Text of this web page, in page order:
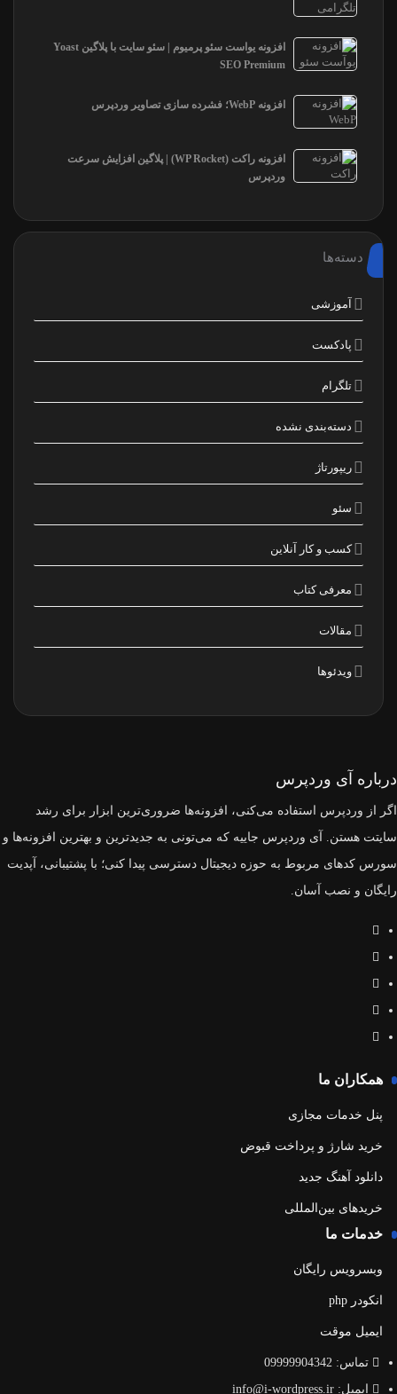
افزونه یواست سئو پرمیوم | سئو سایت با پلاگین Yoast
SEO Premium
افزونه WebP؛ فشرده سازی تصاویر وردپرس
افزونه راکت (WP Rocket) | پلاگین افزایش سرعت
وردپرس
دسته‌ها
آموزشی
پادکست
تلگرام
دسته‌بندی نشده
ریپورتاژ
سئو
کسب و کار آنلاین
معرفی کتاب
مقالات
ویدئوها
درباره آی وردپرس
اگر از وردپرس استفاده می‌کنی، افزونه‌ها ضروری‌ترین ابزار برای رشد
سایتت هستن. آی وردپرس جاییه که می‌تونی به جدیدترین و بهترین افزونه‌ها و
سورس‌ کدهای مربوط به حوزه دیجیتال دسترسی پیدا کنی؛ با پشتیبانی، آپدیت
رایگان و نصب آسان.
همکاران ما
پنل خدمات مجازی
خرید شارژ و پرداخت قبوض
دانلود آهنگ جدید
خریدهای بین‌المللی
خدمات ما
وبسرویس رایگان
انکودر php
ایمیل موقت
تماس: 09999904342
ایمیل: info@i-wordpress.ir